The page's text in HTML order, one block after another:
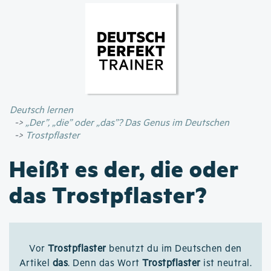
Inhalt
Deutsch lernen
„Der”, „die” oder „das”? Das Genus im Deutschen
Trostpflaster
Heißt es der, die oder
das Trostpflaster?
VorTrostpflaster benutzt du im Deutschen den
Artikel das. Denn das WortTrostpflaster ist neutral.